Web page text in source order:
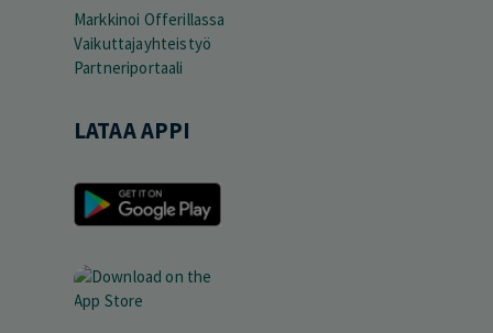
Markkinoi Offerillassa
Vaikuttajayhteistyö
Partneriportaali
LATAA APPI